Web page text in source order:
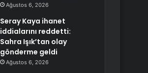
Ağustos 6, 2026
Seray Kaya ihanet
iddialarını reddetti:
Sahra Işık’tan olay
gönderme geldi
Ağustos 6, 2026